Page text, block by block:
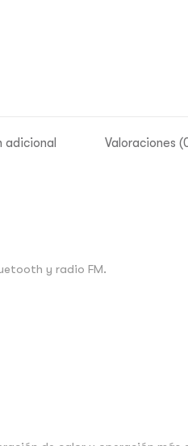
adicional Valoraciones
y radio FM.